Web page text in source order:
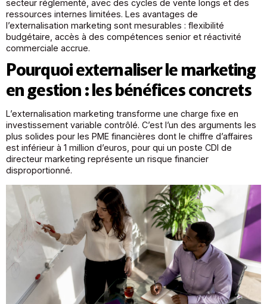
secteur réglementé, avec des cycles de vente longs et des
ressources internes limitées. Les avantages de
l’externalisation marketing sont mesurables : flexibilité
budgétaire, accès à des compétences senior et réactivité
commerciale accrue.
Pourquoi externaliser le marketing
en gestion : les bénéfices concrets
L’externalisation marketing transforme une charge fixe en
investissement variable contrôlé. C’est l’un des arguments les
plus solides pour les PME financières dont le chiffre d’affaires
est inférieur à 1 million d’euros, pour qui un poste CDI de
directeur marketing représente un risque financier
disproportionné.